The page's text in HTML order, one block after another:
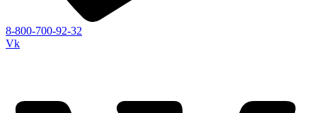
8-800-700-92-32
Vk